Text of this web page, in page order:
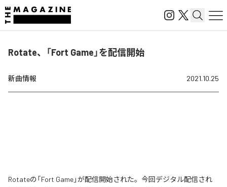
Rotate、「Fort Game」を配信開始
新曲情報 2021.10.25
Rotateの「Fort Game」が配信開始された。今回デジタル配信され